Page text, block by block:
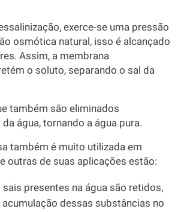
exerce-se uma pressão
osmótica natural, isso é alcançado
Assim, a membrana
o soluto, separando o sal da
também são eliminados
água, tornando a água pura.
também é muito utilizada em
outras de suas aplicações estão:
presentes na água são retidos,
dessas substâncias no